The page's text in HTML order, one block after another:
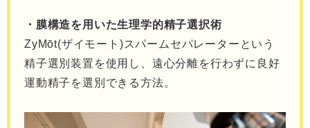
・膜構造を用いた生理学的精子選択術
ZyMōt(ザイモート)スパームセパレーターという
精子選別装置を使用し、遠心分離を行わずに良好
運動精子を選別できる方法。